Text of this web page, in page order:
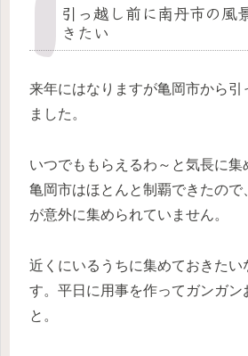
引っ越し前に南丹市の風
きたい
来年にはなりますが亀岡市から引
ました。
いつでももらえるわ～と気長に集
亀岡市はほとんと制覇できたので
が意外に集められていません。
近くにいるうちに集めておきたい
す。平日に用事を作ってガンガン
と。